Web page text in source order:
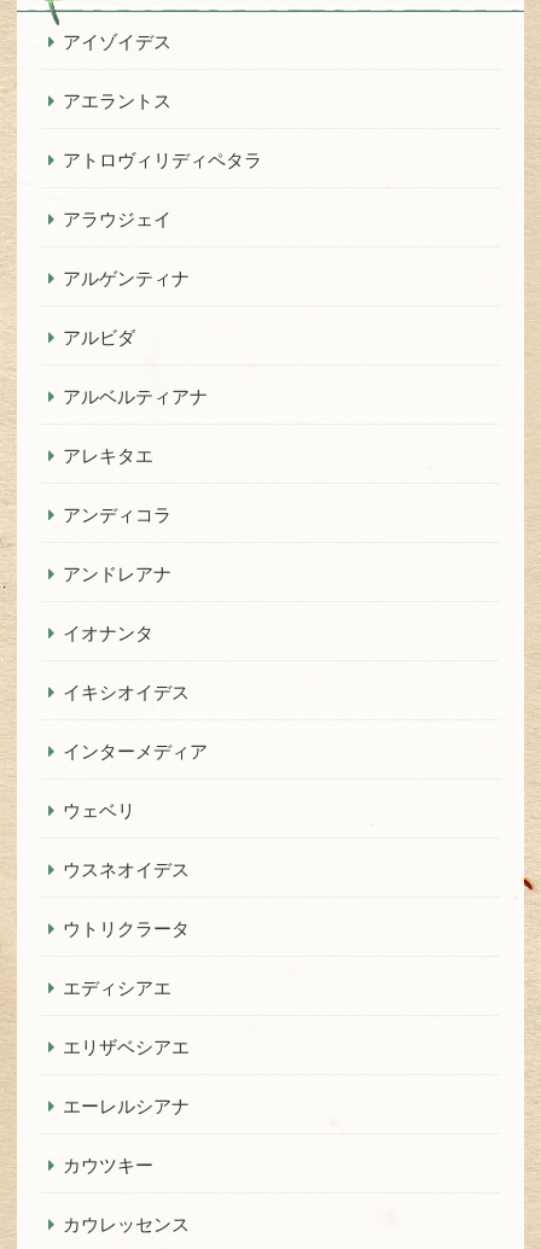
アイゾイデス
アエラントス
アトロヴィリディペタラ
アラウジェイ
アルゲンティナ
アルビダ
アルベルティアナ
アレキタエ
アンディコラ
アンドレアナ
イオナンタ
イキシオイデス
インターメディア
ウェベリ
ウスネオイデス
ウトリクラータ
エディシアエ
エリザベシアエ
エーレルシアナ
カウツキー
カウレッセンス